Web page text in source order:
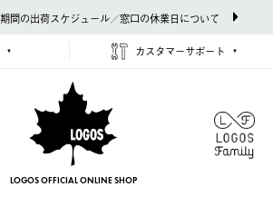
間の出荷スケジュール／窓口の休業日について
カスタマーサポート
LOGOS OFFICIAL ONLINE SHOP